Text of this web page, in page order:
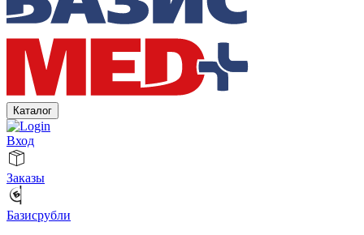
Каталог
Вход
Заказы
Базисрубли